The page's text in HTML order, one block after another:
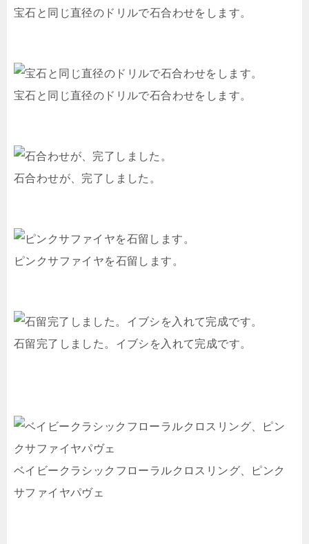
宝石と同じ直径のドリルで石合わせをします。
宝石と同じ直径のドリルで石合わせをします。
石合わせが、完了しました。
ピンクサファイヤを石留します。
石留完了しました。イブシを入れて完成です。
ベイビークラシックフローラルクロスリング、ピンク
サファイヤパヴェ